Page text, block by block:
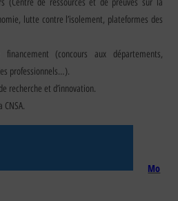
(Centre de ressources et de preuves sur la
lutte contre l’isolement, plateformes des
(concours aux départements,
professionnels…).
recherche et d’innovation.
Mo